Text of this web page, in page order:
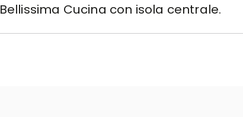
Bellissima Cucina con isola centrale.